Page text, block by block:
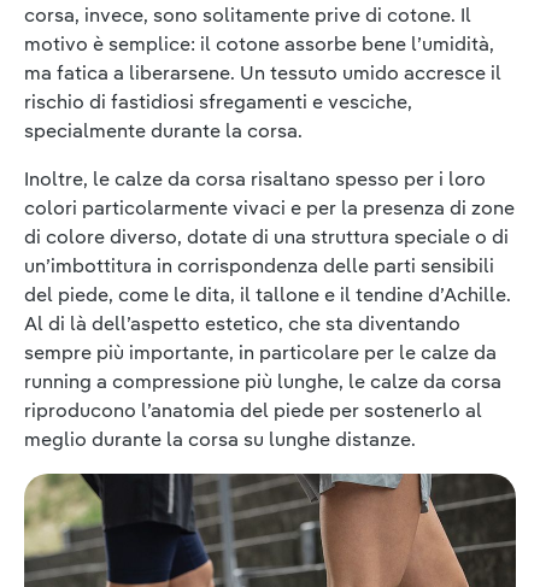
corsa, invece, sono solitamente prive di cotone. Il
motivo è semplice: il cotone assorbe bene l’umidità,
ma fatica a liberarsene. Un tessuto umido accresce il
rischio di fastidiosi sfregamenti e vesciche,
specialmente durante la corsa.
Inoltre, le calze da corsa risaltano spesso per i loro
colori particolarmente vivaci e per la presenza di zone
di colore diverso, dotate di una struttura speciale o di
un’imbottitura in corrispondenza delle parti sensibili
del piede, come le dita, il tallone e il tendine d’Achille.
Al di là dell’aspetto estetico, che sta diventando
sempre più importante, in particolare per le calze da
running a compressione più lunghe, le calze da corsa
riproducono l’anatomia del piede per sostenerlo al
meglio durante la corsa su lunghe distanze.